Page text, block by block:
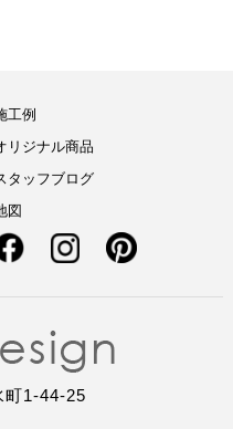
工例
リジナル商品
タッフブログ
図
1-44-25